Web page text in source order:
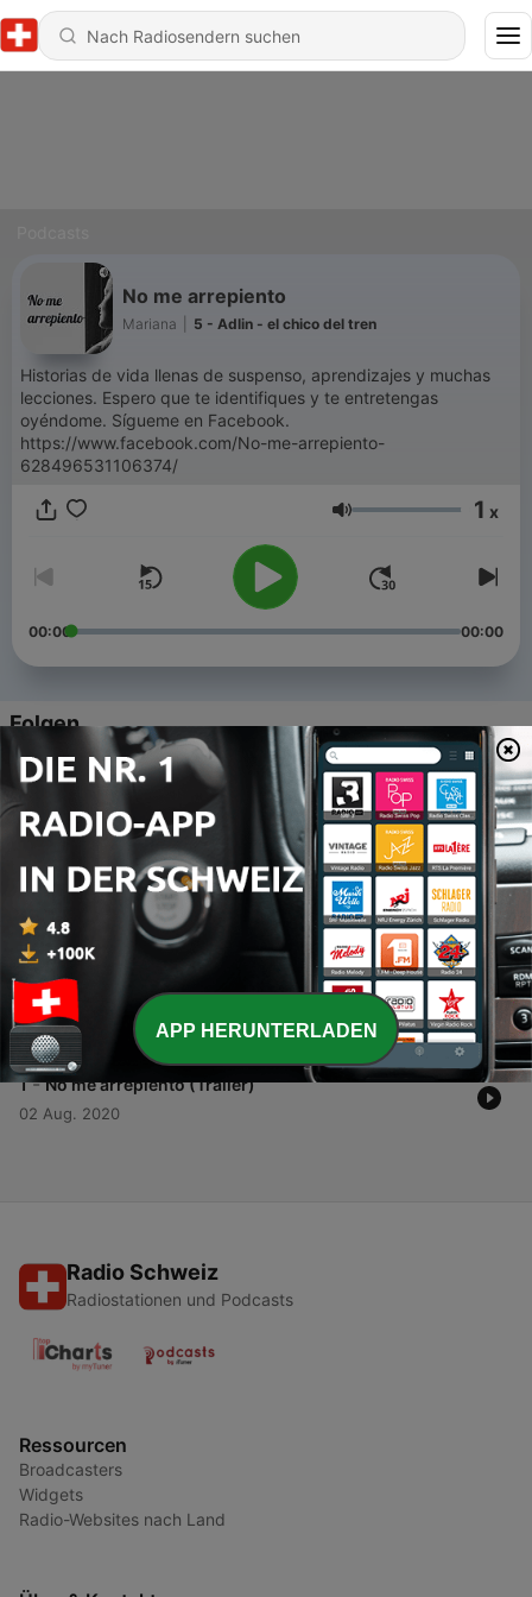
No me arrepiento
Mariana 5 - Adlin - el chico del tren
Historias de vida llenas de suspenso, aprendizajes y muchas
lecciones. Espero que te identifiques y te entretengas
oyéndome. Sígueme en Facebook.
https://www.facebook.com/No-me-arrepiento-
628496531106374/
Lautstärke 1 x
00:00 00:00
Folgen
5 - Adlin - el chico del tren
12 Sep. 2020
Enrique - de crush a novio
18 Aug. 2020
3 - Mario - el perro de las 2 tortas
09 Aug. 2020
- Jaime - el primer amor
02 Aug. 2020
1 - No me arrepiento (Trailer)
02 Aug. 2020
Radio Schweiz
Radiostationen und Podcasts
Ressourcen
Broadcasters
Widgets
Radio-Websites nach Land
APP HERUNTERLADEN